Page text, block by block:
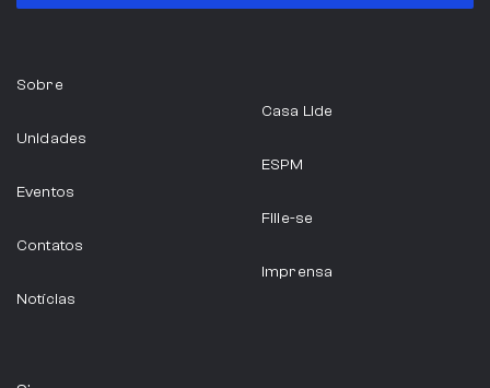
ABIA
Sobre
Unidades
Eventos
Contatos
Notícias
Casa Lide
ESPM
Filie-se
Imprensa